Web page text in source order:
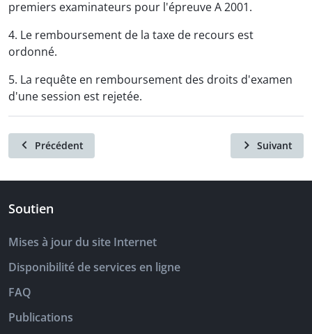
premiers examinateurs pour l'épreuve A 2001.
4. Le remboursement de la taxe de recours est
ordonné.
5. La requête en remboursement des droits d'examen
d'une session est rejetée.
Précédent Suivant
Soutien
Mises à jour du site Internet
Disponibilité de services en ligne
FAQ
Publications